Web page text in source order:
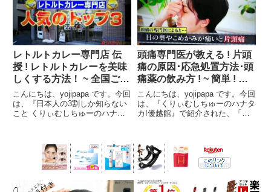
か知らないこと くり...
容をお伝えします。番...
レトルトカレー専門店 伝
授 ! レトルトカレーを美味
しくする方法！ ~ 全国ご当
地ﾚﾄﾙﾄｶﾚｰ専門店 売り上げ
TOP3 ! 紹介 ~【ハナタ
カ!】
こんにちは、yojipapa です。今回
は、『日本人の3割しか知らない
こと くりぃむしちゅーのハナタ
カレーランドさんが教える、ひと
手間でレトルトカレーが美味しく
なる方法と全国ご当...
頭痛専門医が教える ! 片頭
痛の原因･応急処置方法･頭
痛薬の飲み方 ! ~ 簡単 ! 片
頭痛持ちﾁｪｯｸ法 ! 片頭痛 コ
ーヒーで軽減 ! ~【ﾊﾅﾀｶ!】
こんにちは、yojipapa です。今回
は、『くりぃむしちゅーのハナタ
カ!優越館』で紹介された、「頭
す。番組名日本人の3割しか知ら
ないこと くりぃむしちゅーのハ
ナタカ!優越館出演者...